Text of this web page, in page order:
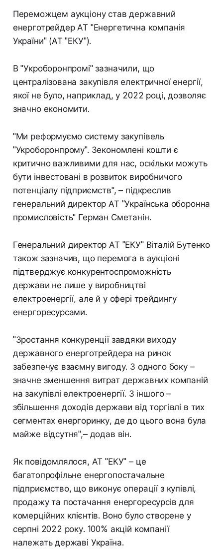
Переможцем аукціону став державний
енерготрейдер АТ "Енергетична компанія
України" (АТ "ЕКУ").
В "Укроборонпромі" зазначили, що
централізована закупівля електричної енергії,
якої не було, наприклад, у 2022 році, дозволяє
значно економити.
"Ми реформуємо систему закупівель
"Укроборонпрому". Зекономлені кошти є
критично важливими для нас, оскільки можуть
бути інвестовані в розвиток виробничого
потенціалу підприємств", – підкреслив
генеральний директор АТ "Українська оборонна
промисловість" Герман Сметанін.
Генеральний директор АТ "ЕКУ" Віталій Бутенко
також зазначив, що перемога в аукціоні
підтверджує конкурентоспроможність
держави не лише у виробництві
електроенергії, але й у сфері трейдингу
енергоресурсами.
"Зростання конкуренції завдяки виходу
державного енерготрейдера на ринок
забезпечує взаємну вигоду. З одного боку –
значне зменшення витрат державних компаній
на закупівлі електроенергії. З іншого –
збільшення доходів держави від торгівлі в тих
сегментах енергоринку, де до цього вона була
майже відсутня",– додав він.
Як повідомлялося, АТ "ЕКУ" – це
багатопрофільне енергопостачальне
підприємство, що виконує операції з купівлі,
продажу та постачання енергоресурсів для
комерційних клієнтів. Воно було створене у
серпні 2022 року. 100% акцій компанії
належать державі Україна.